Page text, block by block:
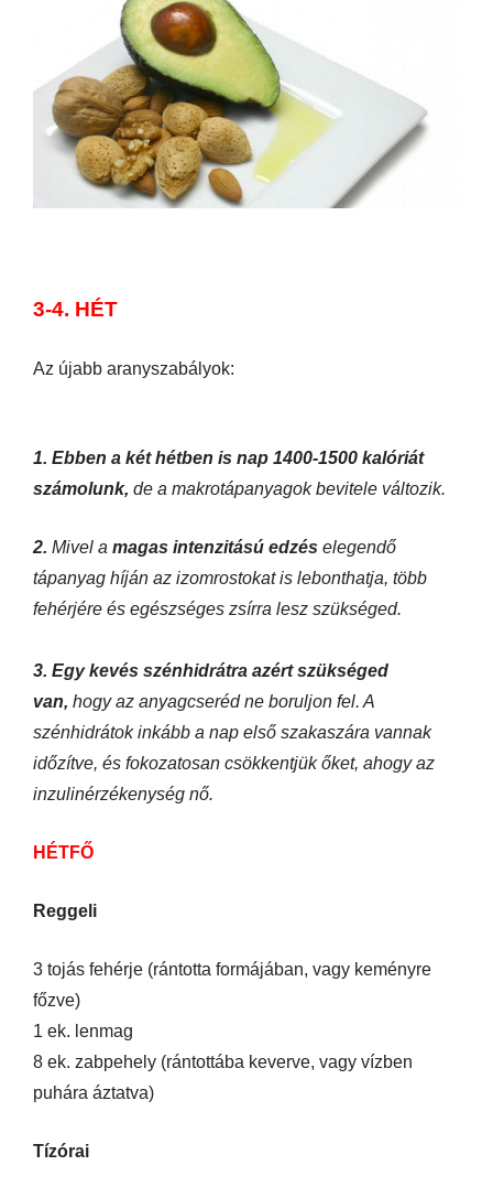
3-4. HÉT
Az újabb aranyszabályok:
1. Ebben a két hétben is nap 1400-1500 kalóriát
számolunk, de a makrotápanyagok bevitele változik.
2. Mivel a magas intenzitású edzés elegendő
tápanyag híján az izomrostokat is lebonthatja, több
fehérjére és egészséges zsírra lesz szükséged.
3. Egy kevés szénhidrátra azért szükséged
van, hogy az anyagcseréd ne boruljon fel. A
szénhidrátok inkább a nap első szakaszára vannak
időzítve, és fokozatosan csökkentjük őket, ahogy az
inzulinérzékenység nő.
HÉTFŐ
Reggeli
3 tojás fehérje (rántotta formájában, vagy keményre
főzve)
1 ek. lenmag
8 ek. zabpehely (rántottába keverve, vagy vízben
puhára áztatva)
Tízórai